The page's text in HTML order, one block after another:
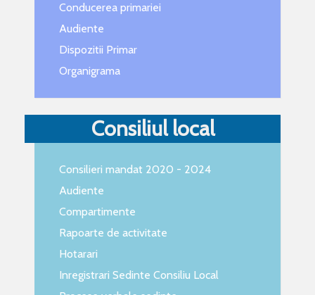
Conducerea primariei
Audiente
Dispozitii Primar
Organigrama
Consiliul local
Consilieri mandat 2020 - 2024
Audiente
Compartimente
Rapoarte de activitate
Hotarari
Inregistrari Sedinte Consiliu Local